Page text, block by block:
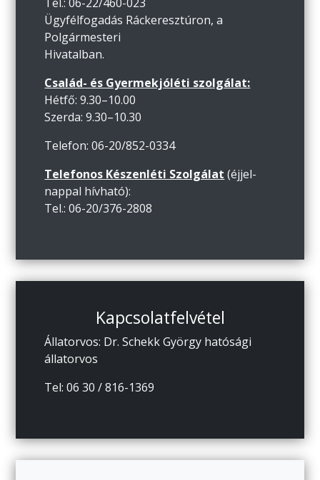
Ügyfélfogadás Ráckeresztúron, a
Polgármesteri
Hivatalban.
Család- és Gyermekjóléti szolgálat:
Hétfő: 9.30–10.00
Szerda: 9.30–10.30
Telefon: 06-20/852-0334
Telefonos Készenléti Szolgálat (éjjel-
nappal hívható):
Tel.: 06-20/376-2808
Kapcsolatfelvétel
Állatorvos: Dr. Schekk György hatósági
állatorvos
Tel: 06 30 / 816-1369